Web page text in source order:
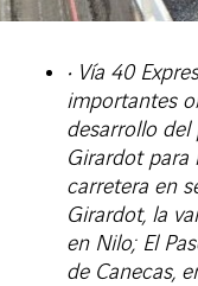
• Vía 40
importantes
desarrollo del
Girardot para
carretera en
Girardot, la
en Nilo; El
de Canecas,